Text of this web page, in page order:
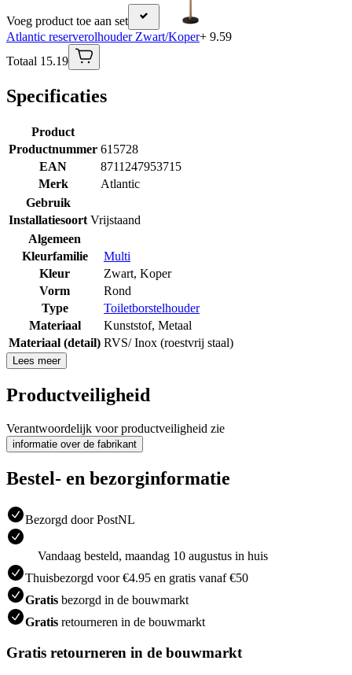
Voeg product toe aan set
Atlantic reserverolhouder Zwart/Koper+ 9.59
Totaal 15.19
Specificaties
Product
Productnummer 615728
EAN
8711247953715
Merk
Atlantic
Gebruik
Installatiesoort Vrijstaand
Algemeen
Kleurfamilie
Multi
Kleur
Zwart, Koper
Vorm
Rond
Type
Toiletborstelhouder
Materiaal
Kunststof, Metaal
Materiaal (detail) RVS/ Inox (roestvrij staal)
Lees meer
Productveiligheid
Verantwoordelijk voor productveiligheid zie
informatie over de fabrikant
Bestel- en bezorginformatie
Bezorgd door PostNL
Vandaag besteld, maandag 10 augustus in huis
Thuisbezorgd voor €4.95 en gratis vanaf €50
Gratis bezorgd in de bouwmarkt
Gratis retourneren in de bouwmarkt
Gratis retourneren in de bouwmarkt